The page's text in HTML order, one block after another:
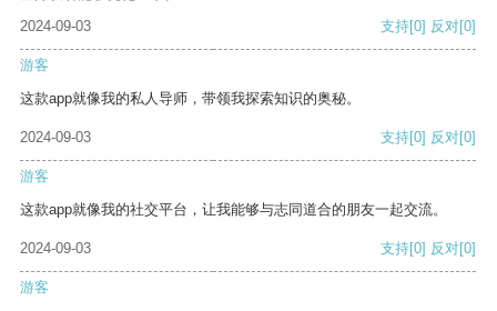
2024-09-03
支持[0] 反对[0]
游客
这款app就像我的私人导师，带领我探索知识的奥秘。
2024-09-03 支持[0] 反对[0]
游客
这款app就像我的社交平台，让我能够与志同道合的朋友一起交流。
2024-09-03 支持[0] 反对[0]
游客